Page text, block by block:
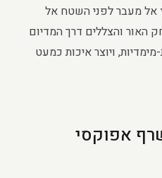
אל מעבר לפני השטח אל
והצללים דרך המדיום
ויוצר איכות כמעט
אפוקסי